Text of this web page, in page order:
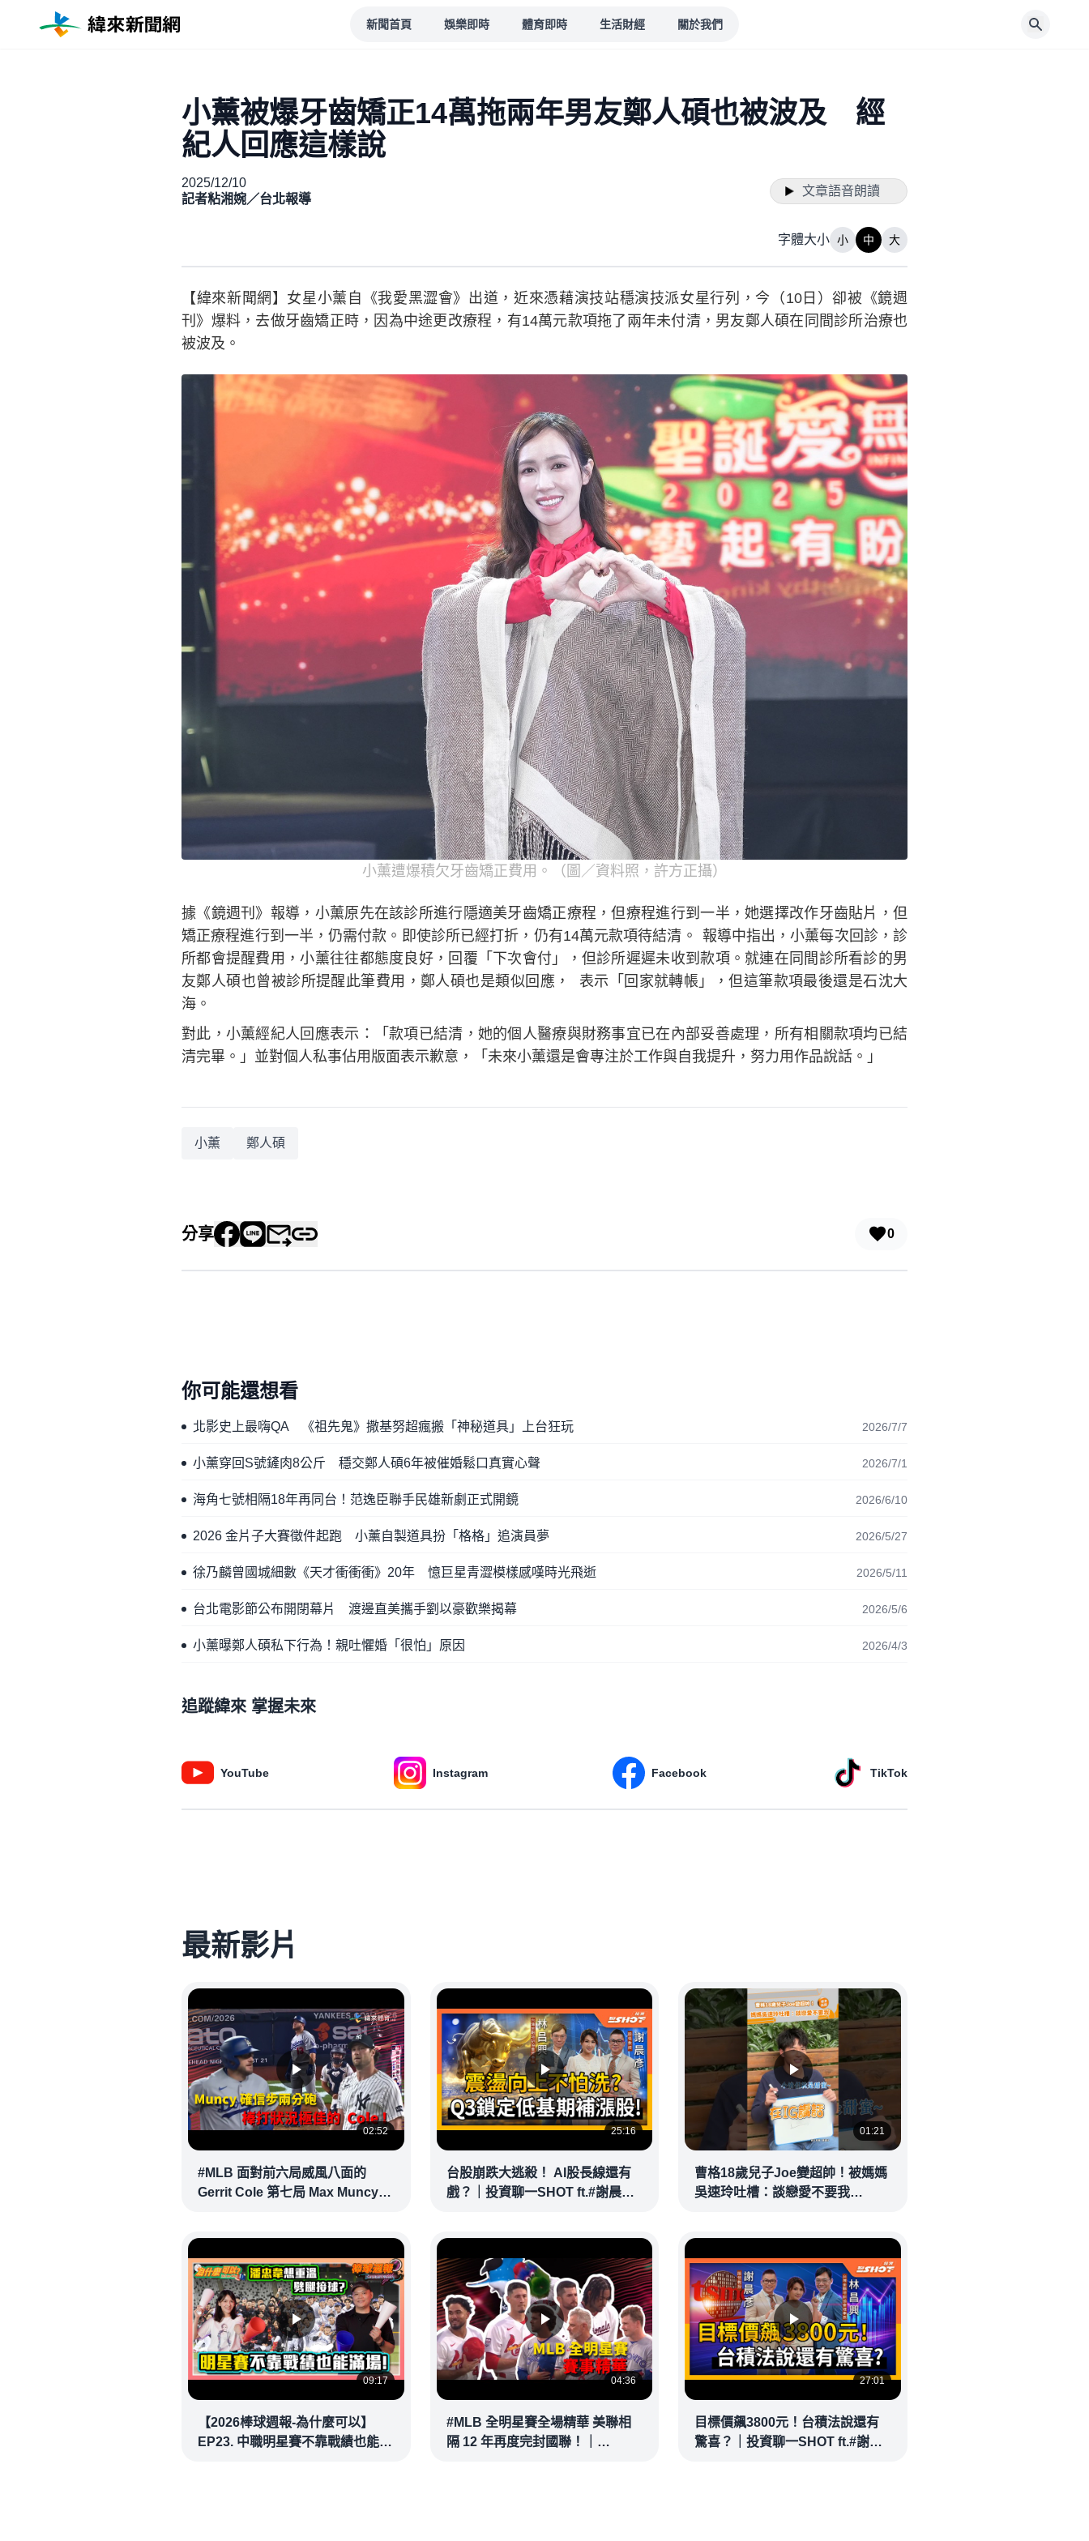
新聞首頁 娛樂即時 體育即時 生活財經 關於我們
小薰被爆牙齒矯正14萬拖兩年男友鄭人碩也被波及 經
紀人回應這樣說
2025/12/10
記者粘湘婉／台北報導
文章語音朗讀
字體大小 小 中 大
【緯來新聞網】女星小薰自《我愛黑澀會》出道，近來憑藉演技站穩演技派女星行列，今（10日）卻被《鏡週
刊》爆料，去做牙齒矯正時，因為中途更改療程，有14萬元款項拖了兩年未付清，男友鄭人碩在同間診所治療也
被波及。
小薰遭爆積欠牙齒矯正費用。（圖／資料照，許方正攝）
據《鏡週刊》報導，小薰原先在該診所進行隱適美牙齒矯正療程，但療程進行到一半，她選擇改作牙齒貼片，但
矯正療程進行到一半，仍需付款。即使診所已經打折，仍有14萬元款項待結清。 報導中指出，小薰每次回診，診
所都會提醒費用，小薰往往都態度良好，回覆「下次會付」，但診所遲遲未收到款項。就連在同間診所看診的男
友鄭人碩也曾被診所提醒此筆費用，鄭人碩也是類似回應， 表示「回家就轉帳」，但這筆款項最後還是石沈大
海。
對此，小薰經紀人回應表示：「款項已結清，她的個人醫療與財務事宜已在內部妥善處理，所有相關款項均已結
清完畢。」並對個人私事佔用版面表示歉意，「未來小薰還是會專注於工作與自我提升，努力用作品說話。」
小薰 鄭人碩
分享 0
你可能還想看
北影史上最嗨QA 《祖先鬼》撒基努超瘋搬「神秘道具」上台狂玩 2026/7/7
小薰穿回S號鏟肉8公斤 穩交鄭人碩6年被催婚鬆口真實心聲 2026/7/1
海角七號相隔18年再同台！范逸臣聯手民雄新劇正式開鏡 2026/6/10
2026 金片子大賽徵件起跑 小薰自製道具扮「格格」追演員夢 2026/5/27
徐乃麟曾國城細數《天才衝衝衝》20年 憶巨星青澀模樣感嘆時光飛逝 2026/5/11
台北電影節公布開閉幕片 渡邊直美攜手劉以豪歡樂揭幕 2026/5/6
小薰曝鄭人碩私下行為！親吐懼婚「很怕」原因 2026/4/3
追蹤緯來 掌握未來
YouTube Instagram Facebook TikTok
最新影片
02:52
#MLB 面對前六局威風八面的
Gerrit Cole 第七局 Max Muncy
25:16
台股崩跌大逃殺！ AI股長線還有
戲？｜投資聊一SHOT ft.#謝晨彥
01:21
曹格18歲兒子Joe變超帥！被媽媽
吳速玲吐槽：談戀愛不要我
09:17
【2026棒球週報-為什麼可以】
EP23. 中職明星賽不靠戰績也能滿
04:36
#MLB 全明星賽全場精華 美聯相
隔 12 年再度完封國聯！｜
27:01
目標價飆3800元！台積法說還有
驚喜？｜投資聊一SHOT ft.#謝晨